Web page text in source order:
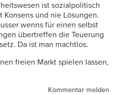
ist sozialpolitisch
Konsens und nie Lösungen.
wenns für einen selbst
übertreffen die Teuerung
Da ist man machtlos.
freien Markt spielen lassen,
Kommentar melden